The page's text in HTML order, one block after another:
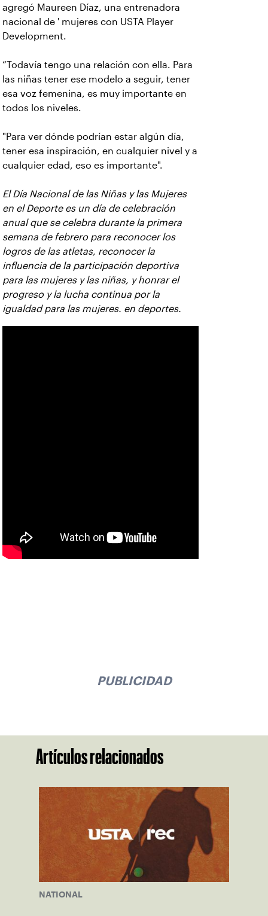
agregó Maureen Díaz, una entrenadora
nacional de ' mujeres con USTA Player
Development.
“Todavía tengo una relación con ella. Para
las niñas tener ese modelo a seguir, tener
esa voz femenina, es muy importante en
todos los niveles.
"Para ver dónde podrían estar algún día,
tener esa inspiración, en cualquier nivel y a
cualquier edad, eso es importante".
El Día Nacional de las Niñas y las Mujeres
en el Deporte es un día de celebración
anual que se celebra durante la primera
semana de febrero para reconocer los
logros de las atletas, reconocer la
influencia de la participación deportiva
para las mujeres y las niñas, y honrar el
progreso y la lucha continua por la
igualdad para las mujeres. en deportes.
PUBLICIDAD
Artículos relacionados
NATIONAL